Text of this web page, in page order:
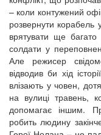
– коли контужений
розвернути корабель
врятувати ще
солдати у
Але режисер
відводив би хід
влізають у човен,
на вулиці травень,
допомагає іншим.
робить людину